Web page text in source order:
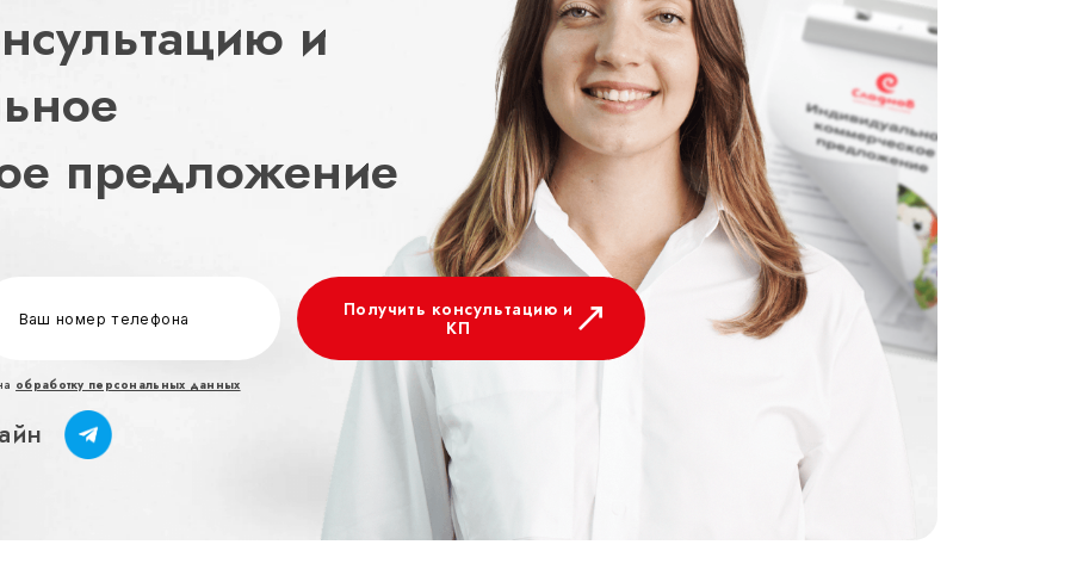
и
предложение
Получить консультацию и
КП
обработку персональных данных